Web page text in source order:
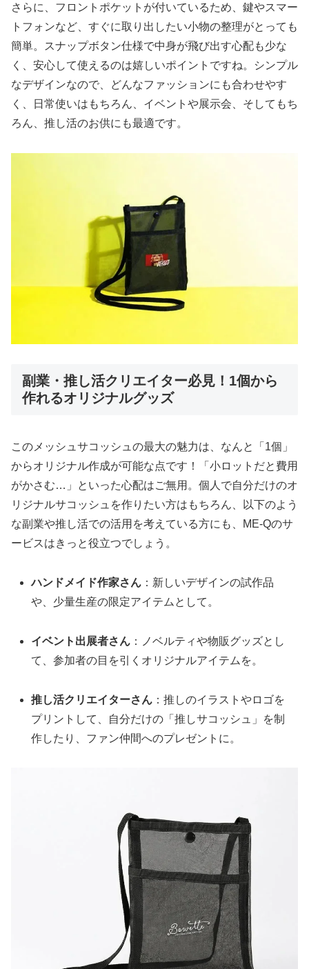
さらに、フロントポケットが付いているため、鍵やスマー
トフォンなど、すぐに取り出したい小物の整理がとっても
簡単。スナップボタン仕様で中身が飛び出す心配も少な
く、安心して使えるのは嬉しいポイントですね。シンプル
なデザインなので、どんなファッションにも合わせやす
く、日常使いはもちろん、イベントや展示会、そしてもち
ろん、推し活のお供にも最適です。
副業・推し活クリエイター必見！1個から
作れるオリジナルグッズ
このメッシュサコッシュの最大の魅力は、なんと「1個」
からオリジナル作成が可能な点です！「小ロットだと費用
がかさむ…」といった心配はご無用。個人で自分だけのオ
リジナルサコッシュを作りたい方はもちろん、以下のよう
な副業や推し活での活用を考えている方にも、ME-Qのサ
ービスはきっと役立つでしょう。
ハンドメイド作家さん ：新しいデザインの試作品
や、少量生産の限定アイテムとして。
イベント出展者さん ：ノベルティや物販グッズとし
て、参加者の目を引くオリジナルアイテムを。
推し活クリエイターさん ：推しのイラストやロゴを
プリントして、自分だけの「推しサコッシュ」を制
作したり、ファン仲間へのプレゼントに。